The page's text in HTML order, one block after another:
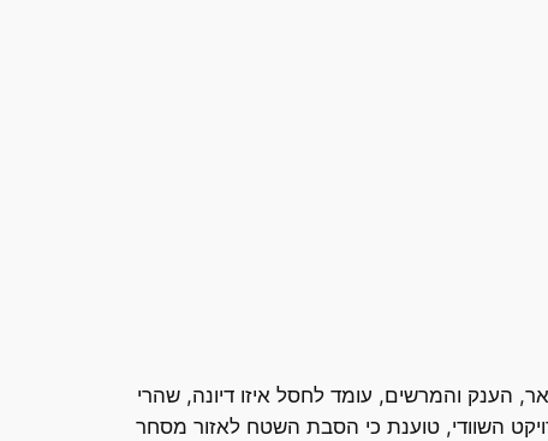
הענק והמרשים, עומד לחסל איזו דיונה, שהרי
השוודי, טוענת כי הסבת השטח לאזור מסחר